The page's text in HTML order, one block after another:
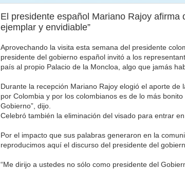
El presidente español Mariano Rajoy afirma
ejemplar y envidiable”
Aprovechando la visita esta semana del presidente
presidente del gobierno español invitó a los
país al propio Palacio de la Moncloa, algo que jamás
Durante la recepción Mariano Rajoy elogió el aporte de
por Colombia y por los colombianos es de lo más
Gobierno”, dijo.
Celebró también la eliminación del visado para entrar
Por el impacto que sus palabras generaron en la
reproducimos aquí el discurso del presidente del
“Me dirijo a ustedes no sólo como presidente del